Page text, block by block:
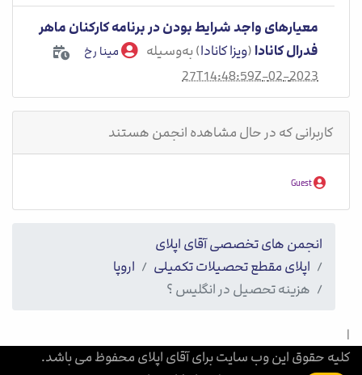
معیارهای واجد شرایط بودن در برنامه کارکنان ماهر
فدرال کانادا (ویزا کانادا) به‌وسیله مینا رخ
2023-02-27T14:48:59Z
کاربرانی که در حال مشاهده انجمن هستند
انجمن های تخصصی آقای اپلای
اپلای مقطع تحصیلات تکمیلی
اروپا
هزینه تحصیل در انگلیس ؟
|
کلیه حقوق این وب سایت برای آقای اپلای محفوظ می باشد.